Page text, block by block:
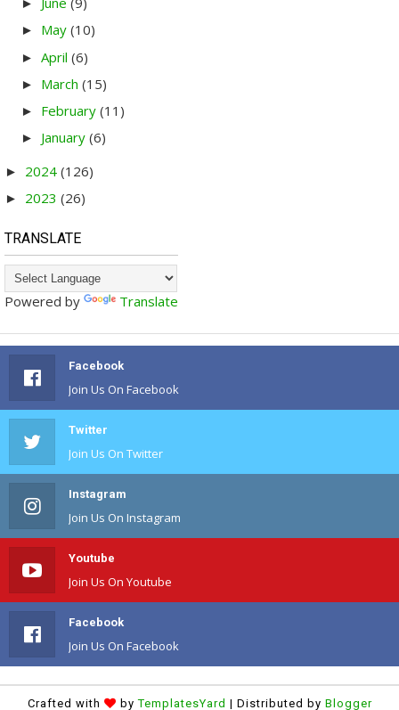
►
► May (10)
► April (6)
► March (15)
► February (11)
► January (6)
► 2024 (126)
► 2023 (26)
TRANSLATE
Powered by Translate
Facebook
Join Us On Facebook
Twitter
Join Us On Twitter
Instagram
Join Us On Instagram
Youtube
Join Us On Youtube
Facebook
Join Us On Facebook
Crafted with byTemplatesYard | Distributed by Blogger